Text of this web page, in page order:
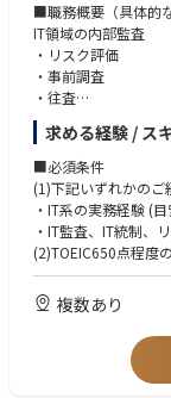
設計に取り組みます
◆やりがい・PR
＜やりがい＞
私たちの部署は、会
設計業務では、成
きな影響を与えます
達成感と、完成した
な改善も世界中で販
できる機会がありま
＜PR＞
ボデー分野の設計者
イ)でも活躍していま
各拠点の設計者が
しながら最先端技
これまで磨き続け
せ国内外にいらっ
■職務概要（具体的
IT領域の内部監査
・リスク評価
・事前調査
・往査
・改善施策のモニタリ
・経営者報告
・監査品質の評価と改
求める経験 / ス
■必須条件
(1)下記いずれかのご
・IT系の実務経験 (
・IT監査、IT統制、
(2)TOEIC650点程度
(3)コミュニケーショ
に協力する能力
・CISA(公認情報シ
・ビジネスレベル
複数あり